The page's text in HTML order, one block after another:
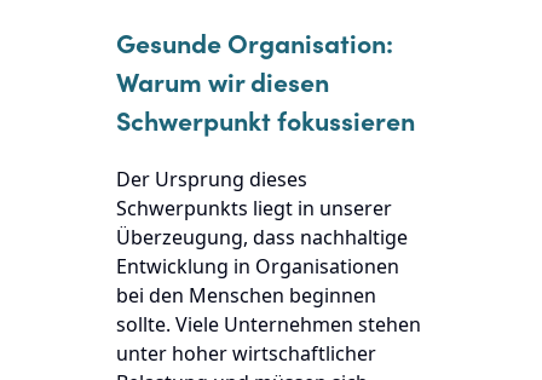
Gesunde Organisation:
Warum wir diesen
Schwerpunkt fokussieren
Der Ursprung dieses
Schwerpunkts liegt in unserer
Überzeugung, dass nachhaltige
Entwicklung in Organisationen
bei den Menschen beginnen
sollte. Viele Unternehmen stehen
unter hoher wirtschaftlicher